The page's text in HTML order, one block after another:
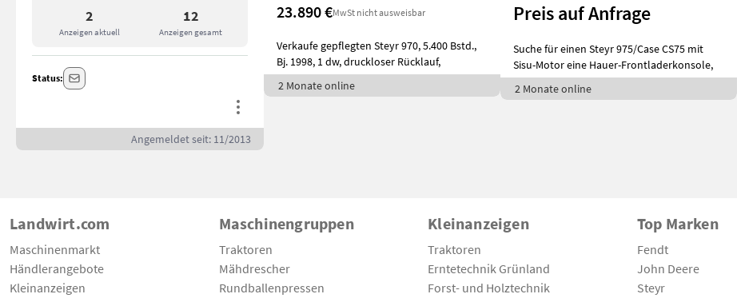
2
Anzeigen aktuell
12
Anzeigen gesamt
Status:
Angemeldet seit: 11/2013
23.890 €MwSt nicht ausweisbar
Verkaufe gepflegten Steyr 970, 5.400 Bstd.,
Bj. 1998, 1 dw, druckloser Rücklauf,
2 Monate online
Preis auf Anfrage
Suche für einen Steyr 975/Case CS75 mit
Sisu-Motor eine Hauer-Frontladerkonsole,
2 Monate online
Landwirt.com
Maschinenmarkt
Händlerangebote
Kleinanzeigen
Maschinengruppen
Traktoren
Mähdrescher
Rundballenpressen
Kleinanzeigen
Traktoren
Erntetechnik Grünland
Forst- und Holztechnik
Top Marken
Fendt
John Deere
Steyr